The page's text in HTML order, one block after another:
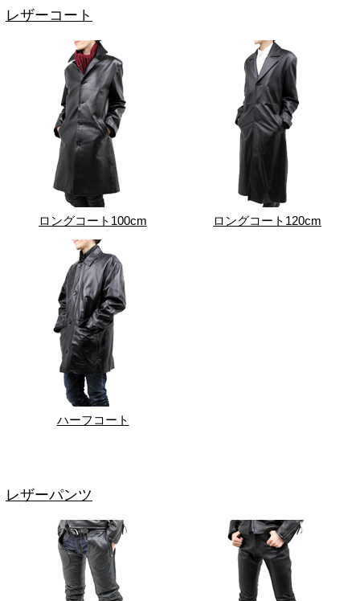
レザーコート
ロングコート100cm ロングコート120cm
ハーフコート
レザーパンツ